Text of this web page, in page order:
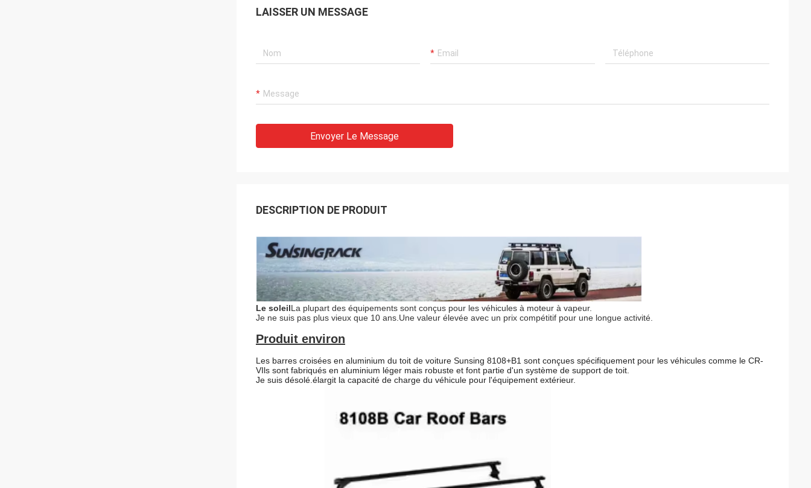
LAISSER UN MESSAGE
Envoyer Le Message
DESCRIPTION DE PRODUIT
Le soleilLa plupart des équipements sont conçus pour les véhicules à moteur à vapeur.
Je ne suis pas plus vieux que 10 ans. Une valeur élevée avec un prix compétitif pour une longue activité.
Produit environ
Les barres croisées en aluminium du toit de voiture Sunsing 8108+B1 sont conçues spécifiquement pour les véhicules comme le CR-
VIls sont fabriqués en aluminium léger mais robuste et font partie d'un système de support de toit.
Je suis désolé. élargit la capacité de charge du véhicule pour l'équipement extérieur.